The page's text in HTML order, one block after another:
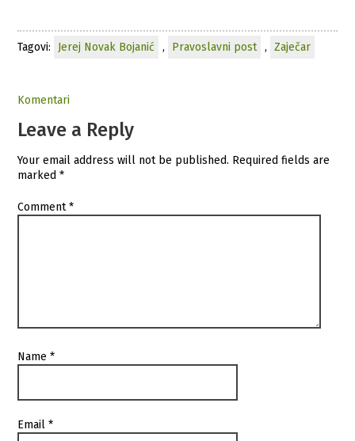
Tagovi: Jerej Novak Bojanić , Pravoslavni post , Zaječar
Komentari
Leave a Reply
Your email address will not be published. Required fields are
marked*
Comment*
Name*
Email*